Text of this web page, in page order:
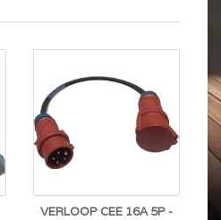
VERLOOP CEE 16A 5P -